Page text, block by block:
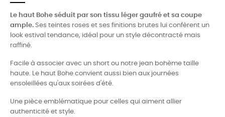
Le haut Bohe séduit par son tissu léger gaufré et sa coupe
ample. Ses teintes roses et ses finitions brutes lui confèrent un
look estival tendance, idéal pour un style décontracté mais
raffiné.
Facile à associer avec un short ou notre jean bohème taille
haute. Le haut Bohe convient aussi bien aux journées
ensoleillées qu'aux soirées d'été.
Une pièce emblématique pour celles qui aiment allier
authenticité et style.